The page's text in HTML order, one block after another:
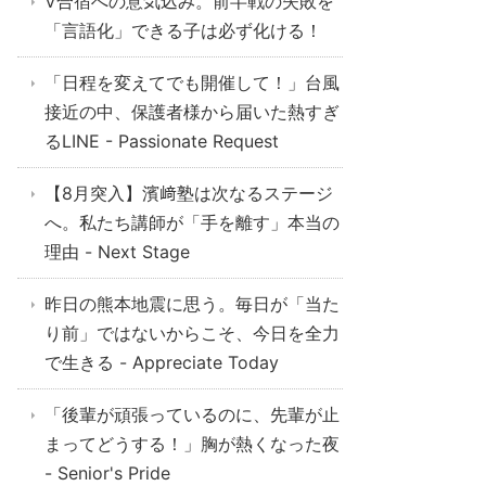
「言語化」できる子は必ず化ける！
「日程を変えてでも開催して！」台風
接近の中、保護者様から届いた熱すぎ
るLINE - Passionate Request
【8月突入】濱﨑塾は次なるステージ
へ。私たち講師が「手を離す」本当の
理由 - Next Stage
昨日の熊本地震に思う。毎日が「当た
り前」ではないからこそ、今日を全力
で生きる - Appreciate Today
「後輩が頑張っているのに、先輩が止
まってどうする！」胸が熱くなった夜
- Senior's Pride